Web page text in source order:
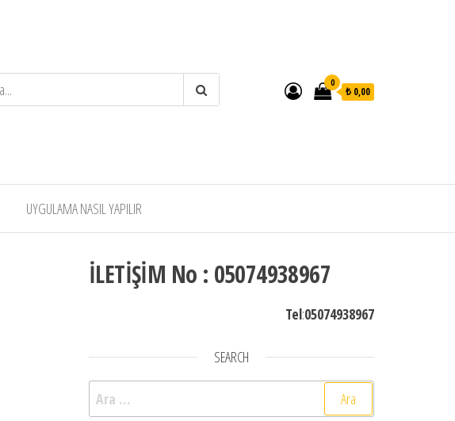
0
₺ 0,00
UYGULAMA NASIL YAPILIR
İLETİŞİM No : 05074938967
Tel:05074938967
SEARCH
Arama: